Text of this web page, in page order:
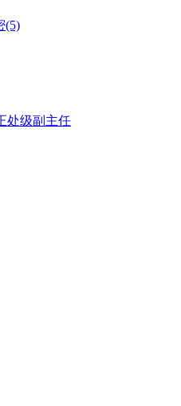
(5)
处级副主任